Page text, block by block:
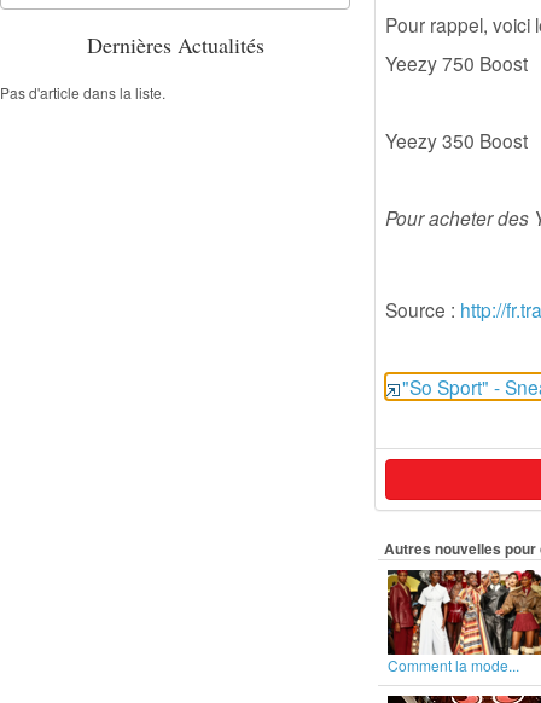
Pour rappel, voici
Yeezy 750 Boost
Yeezy 350 Boost
Pour acheter des
Source : http://
"So Sport" -
Autres nouvelles
Comment la mode...
Dernières Actualités
Pas d'article dans la liste.